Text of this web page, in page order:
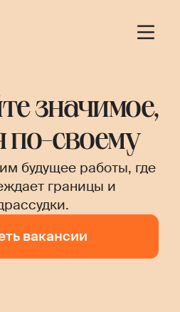
значимое,
по-своему
будущее работы, где
границы и
вакансии